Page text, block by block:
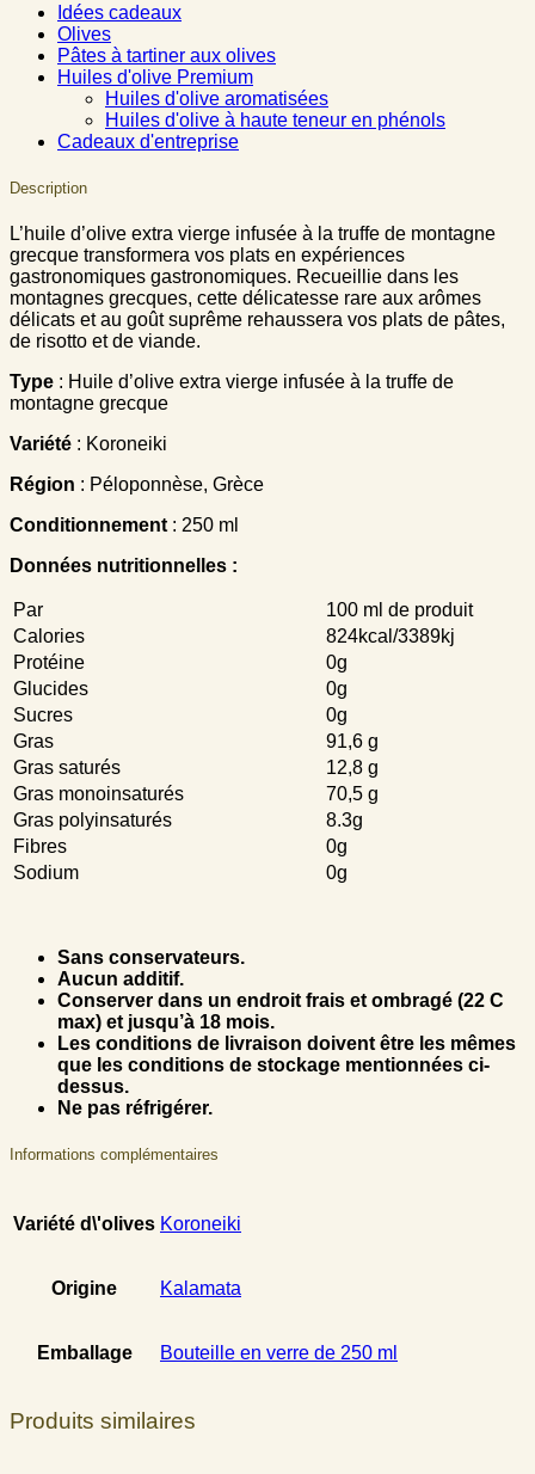
Idées cadeaux
Olives
Pâtes à tartiner aux olives
Huiles d'olive Premium
Huiles d'olive aromatisées
Huiles d'olive à haute teneur en phénols
Cadeaux d'entreprise
Description
L’huile d’olive extra vierge infusée à la truffe de montagne
grecque transformera vos plats en expériences
gastronomiques gastronomiques. Recueillie dans les
montagnes grecques, cette délicatesse rare aux arômes
délicats et au goût suprême rehaussera vos plats de pâtes,
de risotto et de viande.
Type : Huile d’olive extra vierge infusée à la truffe de
montagne grecque
Variété : Koroneiki
Région : Péloponnèse, Grèce
Conditionnement : 250 ml
Données nutritionnelles :
Par
100 ml de produit
Calories
824kcal/3389kj
Protéine
0g
Glucides
0g
Sucres
0g
Gras
91,6 g
Gras saturés
12,8 g
Gras monoinsaturés
70,5 g
Gras polyinsaturés
8.3g
Fibres
0g
Sodium
0g
Sans conservateurs.
Aucun additif.
Conserver dans un endroit frais et ombragé (22 C
max) et jusqu’à 18 mois.
Les conditions de livraison doivent être les mêmes
que les conditions de stockage mentionnées ci-
dessus.
Ne pas réfrigérer.
Informations complémentaires
Variété d\'olives Koroneiki
Origine Kalamata
Emballage Bouteille en verre de 250 ml
Produits similaires